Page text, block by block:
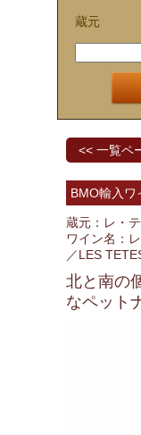
蔵元
<< 一覧ペ
BMO輸入ワ
蔵元：レ・
ワイン名：
／LES
北と南の
なペット